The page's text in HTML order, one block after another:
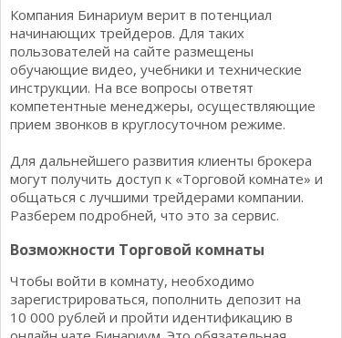
Компания Бинариум верит в потенциал
начинающих трейдеров. Для таких
пользователей на сайте размещены
обучающие видео, учебники и технические
инструкции. На все вопросы ответят
компетентные менеджеры, осуществляющие
прием звонков в круглосуточном режиме.
Для дальнейшего развития клиенты брокера
могут получить доступ к «Торговой комнате» и
общаться с лучшими трейдерами компании.
Разберем подробней, что это за сервис.
Возможности Торговой комнаты
Чтобы войти в комнату, необходимо
зарегистрироваться, пополнить депозит на
10 000 рублей и пройти идентификацию в